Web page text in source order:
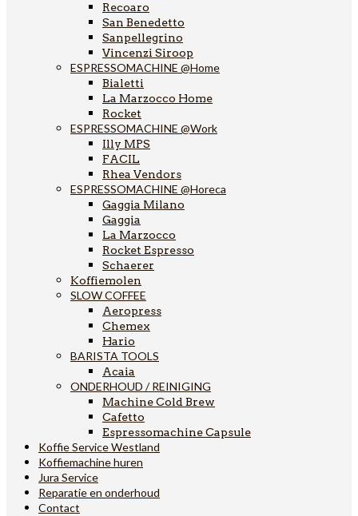
Recoaro
San Benedetto
Sanpellegrino
Vincenzi Siroop
ESPRESSOMACHINE @Home
Bialetti
La Marzocco Home
Rocket
ESPRESSOMACHINE @Work
Illy MPS
FACIL
Rhea Vendors
ESPRESSOMACHINE @Horeca
Gaggia Milano
Gaggia
La Marzocco
Rocket Espresso
Schaerer
Koffiemolen
SLOW COFFEE
Aeropress
Chemex
Hario
BARISTA TOOLS
Acaia
ONDERHOUD / REINIGING
Machine Cold Brew
Cafetto
Espressomachine Capsule
Koffie Service Westland
Koffiemachine huren
Jura Service
Reparatie en onderhoud
Contact